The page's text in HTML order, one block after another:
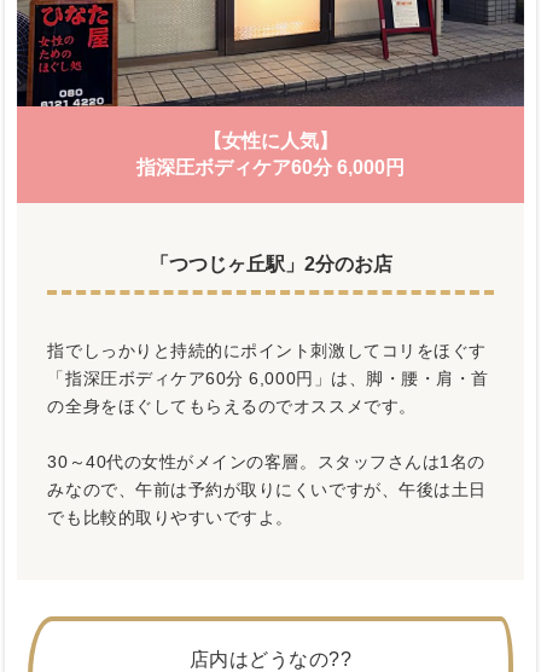
【女性に人気】
指深圧ボディケア60分 6,000円
「つつじヶ丘駅」2分のお店
指でしっかりと持続的にポイント刺激してコリをほぐす
「指深圧ボディケア60分 6,000円」は、脚・腰・肩・首
の全身をほぐしてもらえるのでオススメです。
30～40代の女性がメインの客層。スタッフさんは1名の
みなので、午前は予約が取りにくいですが、午後は土日
でも比較的取りやすいですよ。
店内はどうなの??